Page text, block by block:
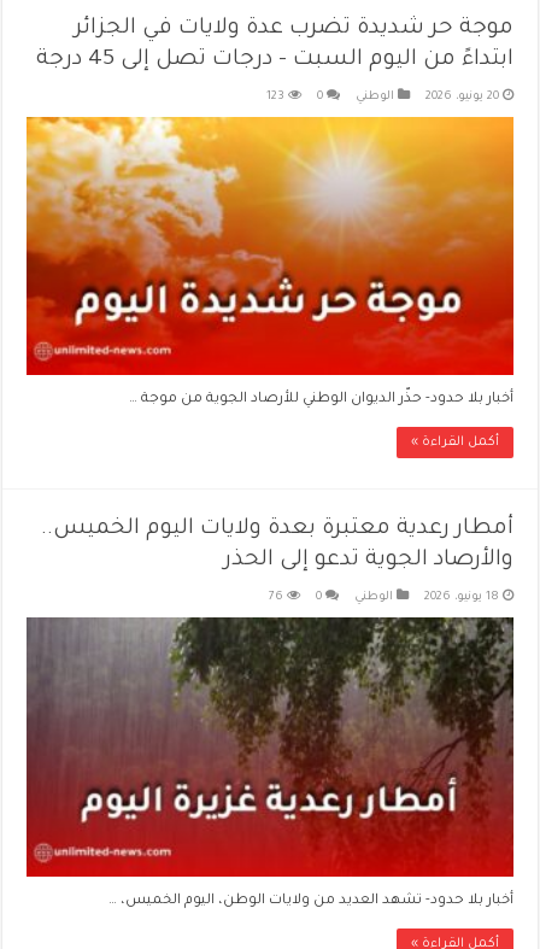
موجة حر شديدة تضرب عدة ولايات في الجزائر
ابتداءً من اليوم السبت – درجات تصل إلى 45 درجة
20 يونيو، 2026 الوطني 0
123
أخبار بلا حدود- حذّر الديوان الوطني للأرصاد الجوية من موجة …
أكمل القراءة »
أمطار رعدية معتبرة بعدة ولايات اليوم الخميس..
والأرصاد الجوية تدعو إلى الحذر
18 يونيو، 2026 الوطني 0
76
أخبار بلا حدود- تشهد العديد من ولايات الوطن، اليوم الخميس، …
أكمل القراءة »